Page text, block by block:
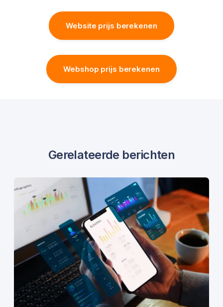
Website prijs berekenen
Webshop prijs berekenen
Gerelateerde berichten